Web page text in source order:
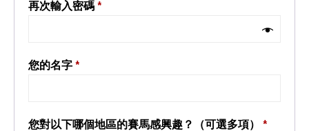
您的名字 *
您對以下哪個地區的賽馬感興趣？（可選多項） *
再次輸入密碼 *